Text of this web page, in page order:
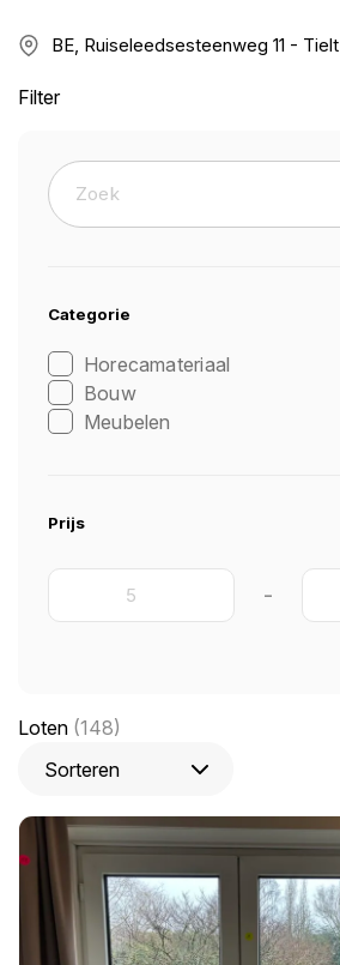
BE, Ruiseleedsesteenweg 11 - Tielt
Filter
Categorie
Horecamateriaal
Bouw
Meubelen
Prijs
-
Loten (148)